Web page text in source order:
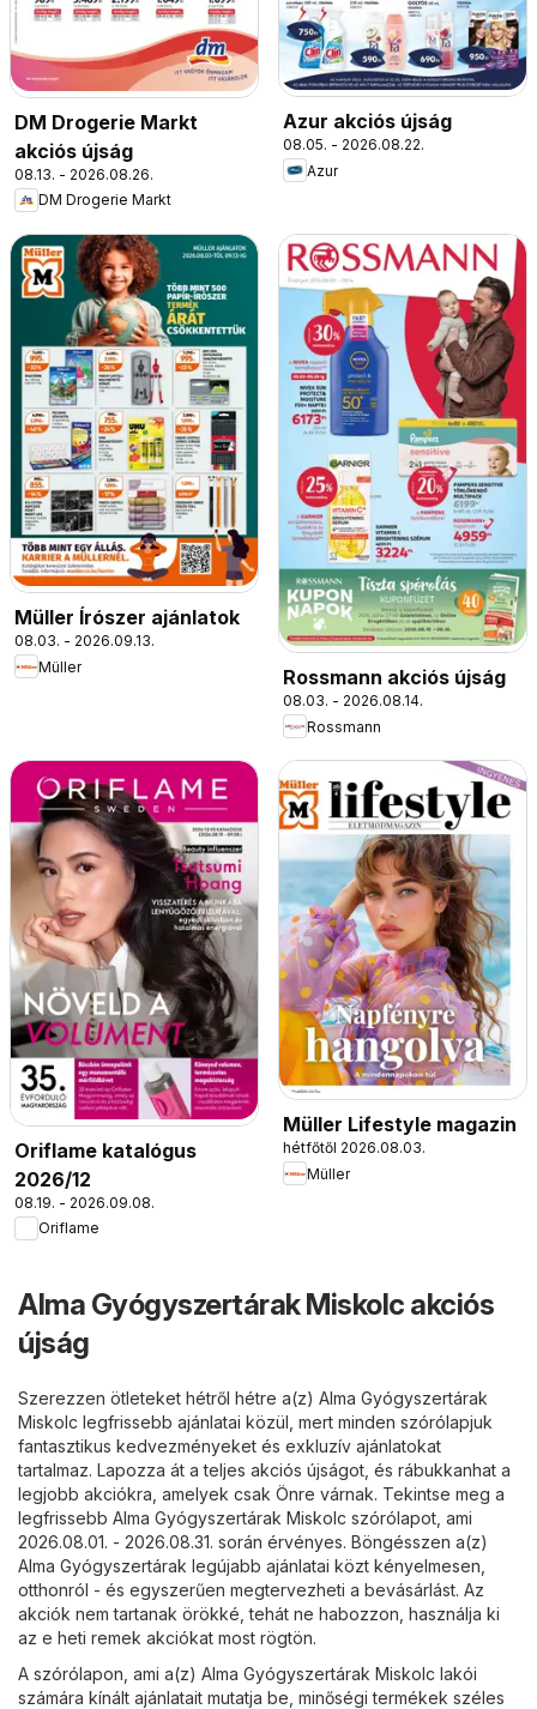
DM Drogerie Markt
akciós újság
08.13. - 2026.08.26.
DM Drogerie Markt
Azur akciós újság
08.05. - 2026.08.22.
Azur
Müller Írószer ajánlatok
08.03. - 2026.09.13.
Müller
Rossmann akciós újság
08.03. - 2026.08.14.
Rossmann
Oriflame katalógus
2026/12
08.19. - 2026.09.08.
Oriflame
Müller Lifestyle magazin
hétfőtől 2026.08.03.
Müller
Alma Gyógyszertárak Miskolc akciós
újság
Szerezzen ötleteket hétről hétre a(z) Alma Gyógyszertárak
Miskolc legfrissebb ajánlatai közül, mert minden szórólapjuk
fantasztikus kedvezményeket és exkluzív ajánlatokat
tartalmaz. Lapozza át a teljes akciós újságot, és rábukkanhat a
legjobb akciókra, amelyek csak Önre várnak. Tekintse meg a
legfrissebb Alma Gyógyszertárak Miskolc szórólapot, ami
2026.08.01. - 2026.08.31. során érvényes. Böngésszen a(z)
Alma Gyógyszertárak legújabb ajánlatai közt kényelmesen,
otthonról - és egyszerűen megtervezheti a bevásárlást. Az
akciók nem tartanak örökké, tehát ne habozzon, használja ki
az e heti remek akciókat most rögtön.
A szórólapon, ami a(z) Alma Gyógyszertárak Miskolc lakói
számára kínált ajánlatait mutatja be, minőségi termékek széles